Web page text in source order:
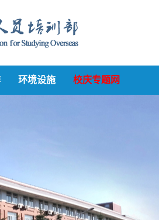
环境设施 校庆专题网